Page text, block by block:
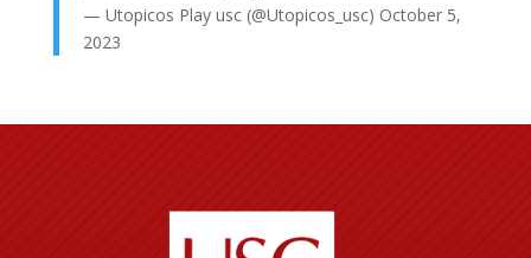
— Utopicos Play usc (@Utopicos_usc) October 5,
2023